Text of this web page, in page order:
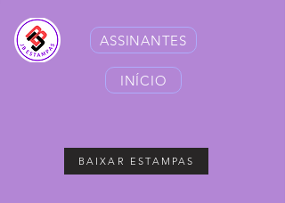
ASSINANTES
INÍCIO
BAIXAR ESTAMPAS